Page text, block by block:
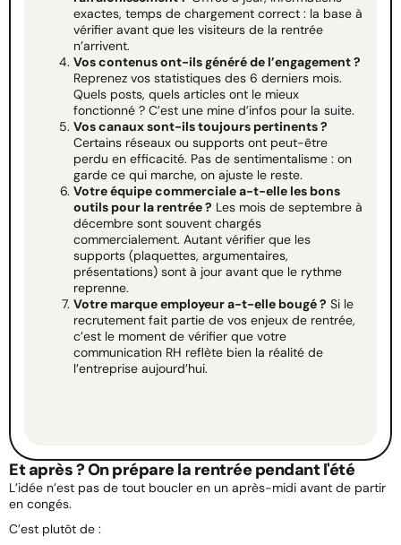
exactes, temps de chargement correct : la base à
vérifier avant que les visiteurs de la rentrée
n’arrivent.
Vos contenus ont-ils généré de l’engagement ?
Reprenez vos statistiques des 6 derniers mois.
Quels posts, quels articles ont le mieux
fonctionné ? C’est une mine d’infos pour la suite.
Vos canaux sont-ils toujours pertinents ?
Certains réseaux ou supports ont peut-être
perdu en efficacité. Pas de sentimentalisme : on
garde ce qui marche, on ajuste le reste.
Votre équipe commerciale a-t-elle les bons
outils pour la rentrée ? Les mois de septembre à
décembre sont souvent chargés
commercialement. Autant vérifier que les
supports (plaquettes, argumentaires,
présentations) sont à jour avant que le rythme
reprenne.
Votre marque employeur a-t-elle bougé ? Si le
recrutement fait partie de vos enjeux de rentrée,
c’est le moment de vérifier que votre
communication RH reflète bien la réalité de
l’entreprise aujourd’hui.
Et après ? On prépare la rentrée pendant l'été
L’idée n’est pas de tout boucler en un après-midi avant de partir
en congés.
C’est plutôt de :